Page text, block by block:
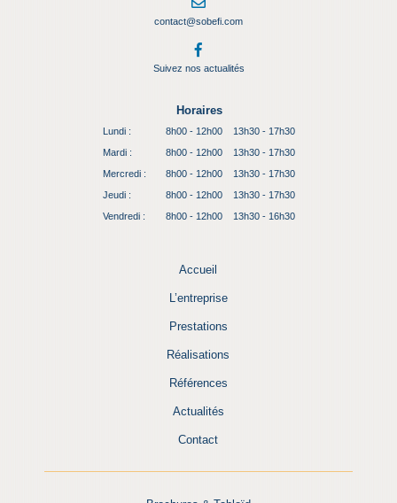
contact@sobefi.com
Suivez nos actualités
Horaires
Lundi : 8h00 - 12h00
13h30 - 17h30
Mardi :
8h00 - 12h00
13h30 - 17h30
Mercredi :
8h00 - 12h00
13h30 - 17h30
Jeudi :
8h00 - 12h00
13h30 - 17h30
Vendredi :
8h00 - 12h00 13h30 - 16h30
Accueil
L’entreprise
Prestations
Réalisations
Références
Actualités
Contact